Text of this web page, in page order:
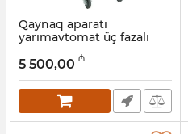
Qaynaq aparatı
yarımavtomat üç fazalı
410 А
Artikul: 017011117
5 500,00 ₼